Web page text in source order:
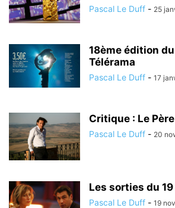
Pascal Le Duff - 25
18ème édition
Télérama
Pascal Le Duff - 17
Critique : Le
Pascal Le Duff - 20
Les sorties du
Pascal Le Duff - 19